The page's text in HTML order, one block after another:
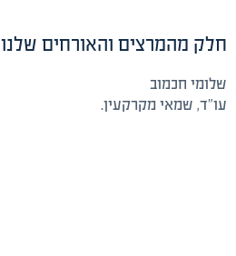
חלק מהמרצים והאורחים שלנו
שלומי חכמוב
עו"ד, שמאי מקרקעין.